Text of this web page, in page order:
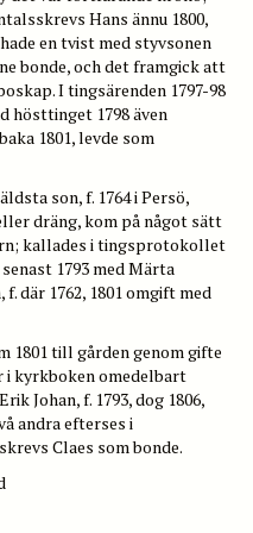
Hans ännu 1800,
en tvist med styvsonen
bonde, och det framgick att
I tingsärenden 1797-98
hösttinget 1798 även
1801, levde som
son, f. 1764 i Persö,
dräng, kom på något sätt
kallades i tingsprotokollet
1793 med Märta
där 1762, 1801 omgift med
1801 till gården genom gifte
i kyrkboken omedelbart
Johan, f. 1793, dog 1806,
andra efterses i
Claes som bonde.